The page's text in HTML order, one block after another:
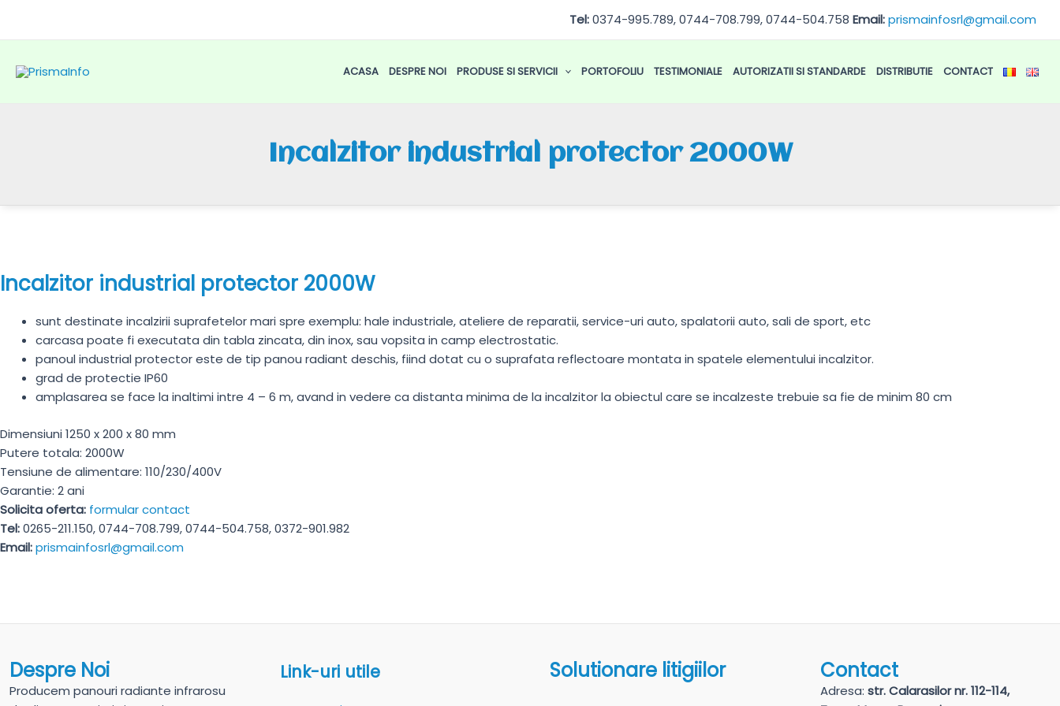
Tel:0374-995.789, 0744-708.799, 0744-504.758 Email:prismainfosrl@gmail.com
ACASA DESPRE NOI PRODUSE SI SERVICII PORTOFOLIU TESTIMONIALE AUTORIZATII SI STANDARDE DISTRIBUTIE CONTACT
Incalzitor industrial protector 2000W
Incalzitor industrial protector 2000W
sunt destinate incalzirii suprafetelor mari spre exemplu: hale industriale, ateliere de reparatii, service-uri auto, spalatorii auto, sali de sport, etc
carcasa poate fi executata din tabla zincata, din inox, sau vopsita in camp electrostatic.
panoul industrial protector este de tip panou radiant deschis, fiind dotat cu o suprafata reflectoare montata in spatele elementului incalzitor.
grad de protectie IP60
amplasarea se face la inaltimi intre 4 – 6 m, avand in vedere ca distanta minima de la incalzitor la obiectul care se incalzeste trebuie sa fie de minim 80 cm
Dimensiuni 1250 x 200 x 80 mm
Putere totala: 2000W
Tensiune de alimentare: 110/230/400V
Garantie: 2 ani
Solicita oferta: formular contact
Tel:0265-211.150, 0744-708.799, 0744-504.758, 0372-901.982
Email:prismainfosrl@gmail.com
Despre Noi
Producem panouri radiante infrarosu
Link-uri utile Solutionare litigiilor Contact
Adresa: str. Calarasilor nr. 112-114,